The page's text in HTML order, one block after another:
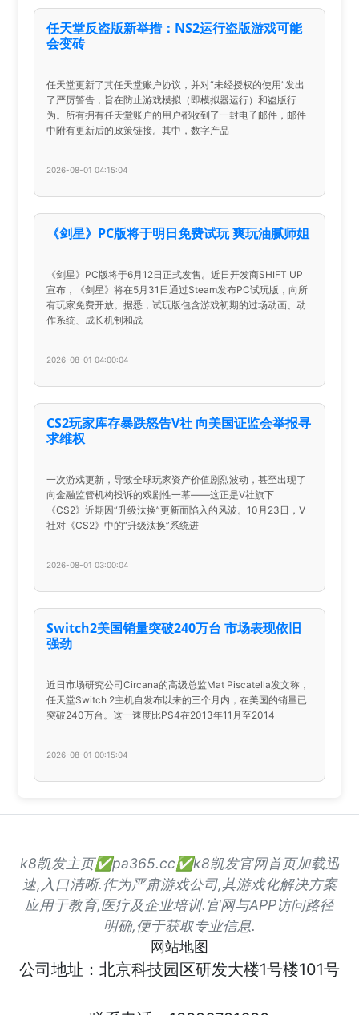
任天堂反盗版新举措：NS2运行盗版游戏可能
会变砖
任天堂更新了其任天堂账户协议，并对“未经授权的使用”发出
了严厉警告，旨在防止游戏模拟（即模拟器运行）和盗版行
为。所有拥有任天堂账户的用户都收到了一封电子邮件，邮件
中附有更新后的政策链接。其中，数字产品
2026-08-01 04:15:04
《剑星》PC版将于明日免费试玩 爽玩油腻师姐
《剑星》PC版将于6月12日正式发售。近日开发商SHIFT UP
宣布，《剑星》将在5月31日通过Steam发布PC试玩版，向所
有玩家免费开放。据悉，试玩版包含游戏初期的过场动画、动
作系统、成长机制和战
2026-08-01 04:00:04
CS2玩家库存暴跌怒告V社 向美国证监会举报寻
求维权
一次游戏更新，导致全球玩家资产价值剧烈波动，甚至出现了
向金融监管机构投诉的戏剧性一幕——这正是V社旗下
《CS2》近期因“升级汰换”更新而陷入的风波。10月23日，V
社对《CS2》中的“升级汰换”系统进
2026-08-01 03:00:04
Switch2美国销量突破240万台 市场表现依旧
强劲
近日市场研究公司Circana的高级总监Mat Piscatella发文称，
任天堂Switch 2主机自发布以来的三个月内，在美国的销量已
突破240万台。这一速度比PS4在2013年11月至2014
2026-08-01 00:15:04
k8凯发主页✅pa365.cc✅k8凯发官网首页加载迅
速,入口清晰.作为严肃游戏公司,其游戏化解决方案
应用于教育,医疗及企业培训.官网与APP访问路径
明确,便于获取专业信息.
网站地图
公司地址：北京科技园区研发大楼1号楼101号